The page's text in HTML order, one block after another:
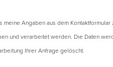
meine Angaben aus dem Kontaktformular
und verarbeitet werden. Die Daten
Ihrer Anfrage gelöscht.